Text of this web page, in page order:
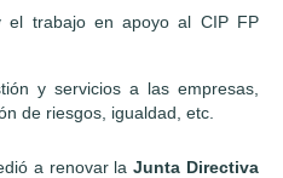
el trabajo en apoyo al CIP FP
y servicios a las empresas,
de riesgos, igualdad, etc.
a renovar laJunta Directiva